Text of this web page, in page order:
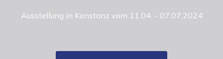
Ausstellung in Konstanz vom 11.04. - 07.07.2024